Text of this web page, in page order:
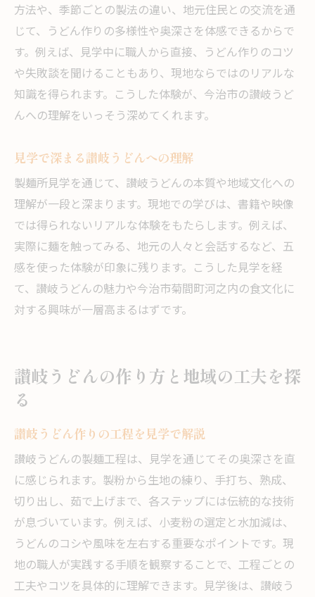
方法や、季節ごとの製法の違い、地元住民との交流を通
じて、うどん作りの多様性や奥深さを体感できるからで
す。例えば、見学中に職人から直接、うどん作りのコツ
や失敗談を聞けることもあり、現地ならではのリアルな
知識を得られます。こうした体験が、今治市の讃岐うど
んへの理解をいっそう深めてくれます。
見学で深まる讃岐うどんへの理解
製麺所見学を通じて、讃岐うどんの本質や地域文化への
理解が一段と深まります。現地での学びは、書籍や映像
では得られないリアルな体験をもたらします。例えば、
実際に麺を触ってみる、地元の人々と会話するなど、五
感を使った体験が印象に残ります。こうした見学を経
て、讃岐うどんの魅力や今治市菊間町河之内の食文化に
対する興味が一層高まるはずです。
讃岐うどんの作り方と地域の工夫を探
る
讃岐うどん作りの工程を見学で解説
讃岐うどんの製麺工程は、見学を通じてその奥深さを直
に感じられます。製粉から生地の練り、手打ち、熟成、
切り出し、茹で上げまで、各ステップには伝統的な技術
が息づいています。例えば、小麦粉の選定と水加減は、
うどんのコシや風味を左右する重要なポイントです。現
地の職人が実践する手順を観察することで、工程ごとの
工夫やコツを具体的に理解できます。見学後は、讃岐う